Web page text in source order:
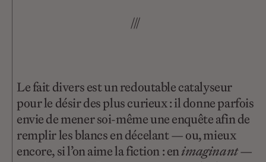
///
Le fait divers est un redoutable catalyseur
pour le désir des plus curieux : il donne parfois
envie de mener soi-même une enquête afin de
remplir les blancs en décelant — ou, mieux
encore, si l’on aime la fiction : enimaginant—